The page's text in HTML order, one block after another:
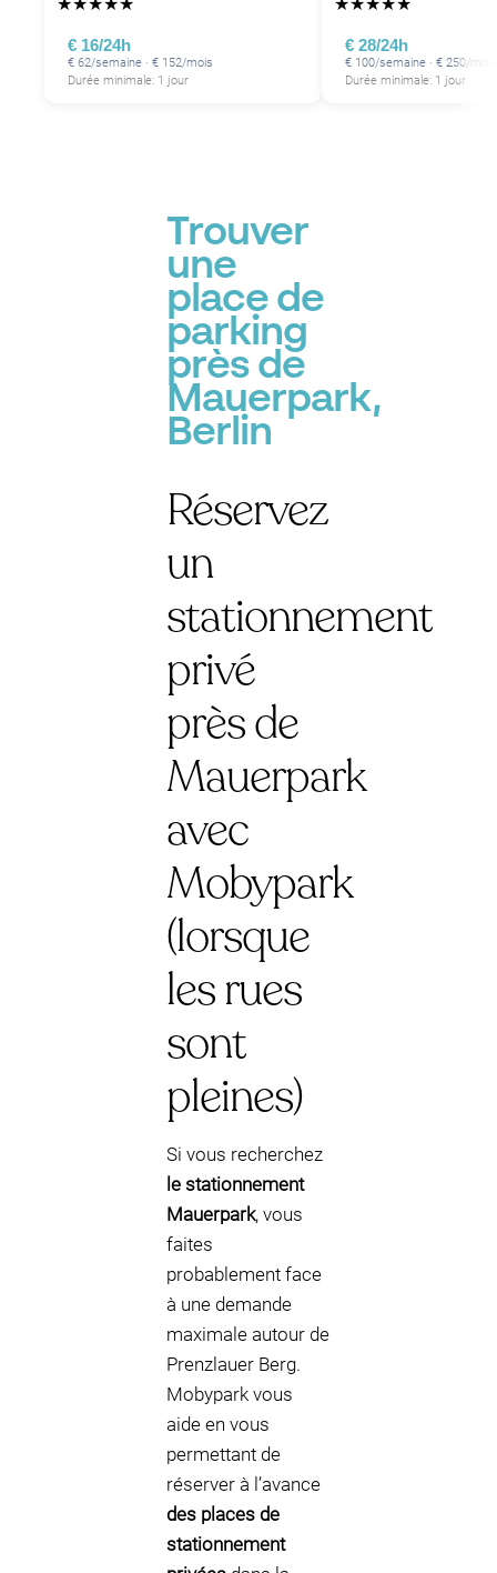
★★★★★
€ 16/24h
€ 62/semaine · € 152/mois
Durée minimale: 1 jour
★★★★★
€ 28/24h
€ 100/semaine · € 250/mois
Durée minimale: 1 jour
Trouver
une
place de
parking
près de
Mauerpark,
Berlin
Réservez
un
stationnement
privé
près de
Mauerpark
avec
Mobypark
(lorsque
les rues
sont
pleines)
Si vous recherchez
le stationnement
Mauerpark, vous
faites
probablement face
à une demande
maximale autour de
Prenzlauer Berg.
Mobypark vous
aide en vous
permettant de
réserver à l’avance
des places de
stationnement